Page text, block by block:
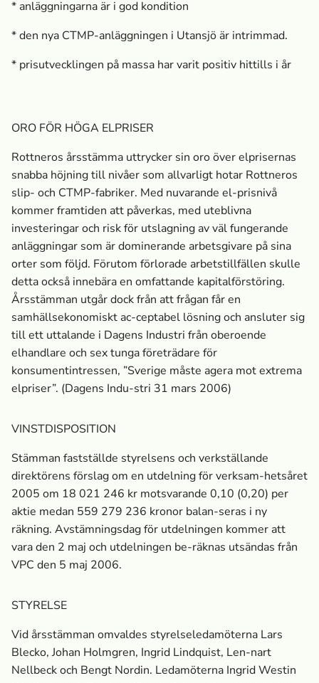
* anläggningarna är i god kondition
* den nya CTMP-anläggningen i Utansjö är intrimmad.
* prisutvecklingen på massa­ har varit positiv hittills i år
ORO FÖR HÖGA ELPRISER
Rottneros årsstämma uttrycker sin oro över elprisernas
snabba höjning till nivåer som allvarligt hotar Rottneros
slip- och CTMP-fabriker. Med nuvarande el-prisnivå
kommer framtiden att påverkas, med uteblivna
investeringar och risk för utslagning av väl fungerande
anläggningar som är dominerande arbetsgivare på sina
orter som följd. Förutom förlorade arbetstillfällen skulle
detta också innebära en omfattande kapitalförstöring.
Årsstämman utgår dock från att frågan får en
samhällsekonomiskt ac-ceptabel lösning och ansluter sig
till ett uttalande i Dagens Industri från oberoende
elhandlare och sex tunga företrädare för
konsumentintressen, ”Sverige måste agera mot extrema
elpriser”. (Dagens Indu-stri 31 mars 2006)
VINSTDISPOSITION
Stämman fastställde styrelsens och verkställande
direktörens förslag om en utdelning för verksam-hetsåret
2005 om 18 021 246 kr motsvarande 0,10 (0,20) per
aktie medan 559 279 236 kronor balan-seras i ny
räkning. Avstämningsdag för utdelningen kommer att
vara den 2 maj och utdelningen be-räknas utsändas från
VPC den 5 maj 2006.
STYRELSE
Vid årsstämman omvaldes styrelseledamöterna Lars
Blecko, Johan Holmgren, Ingrid Lindquist, Len-nart
Nellbeck och Bengt Nordin. Ledamöterna Ingrid Westin